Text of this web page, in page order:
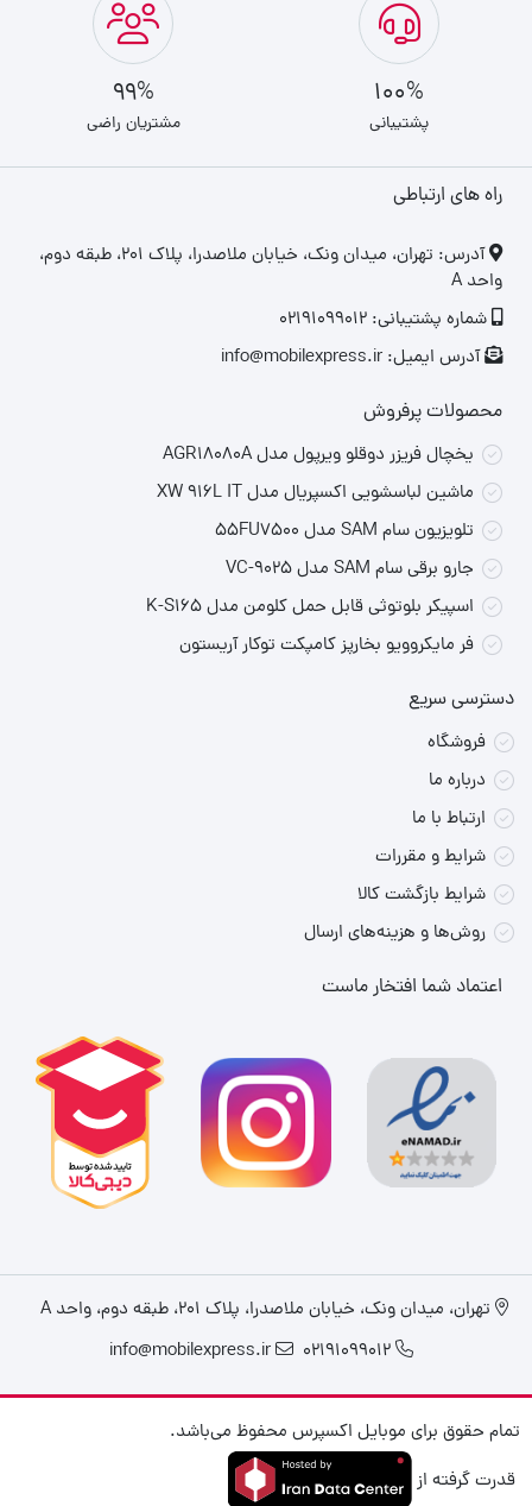
100%
پشتیبانی
99%
مشتریان راضی
راه های ارتباطی
‎آدرس: تهران، میدان ونک، خیابان ملاصدرا، پلاک ۲۰۱، طبقه دوم،
واحد A
شماره پشتیبانی: 02191099012
آدرس ایمیل: info@mobilexpress.ir
محصولات پرفروش
یخچال فریزر دوقلو ویرپول مدل AGR18080A
ماشین لباسشویی اکسپریال مدل XW 916L IT
تلویزیون سام SAM مدل 55FU7500
جارو برقی سام SAM مدل VC-9025
اسپیکر بلوتوثی قابل حمل کلومن مدل K-S165
فر مایکروویو بخارپز کامپکت توکار آریستون
دسترسی سریع
فروشگاه
درباره ما
ارتباط با ما
شرایط و مقررات
شرایط بازگشت کالا
روش‌ها و هزینه‌های ارسال
اعتماد شما افتخار ماست
تهران، میدان ونک، خیابان ملاصدرا، پلاک ۲۰۱، طبقه دوم، واحد A
02191099012
info@mobilexpress.ir
تمام حقوق برای موبایل اکسپرس محفوظ می‌باشد.
قدرت گرفته از